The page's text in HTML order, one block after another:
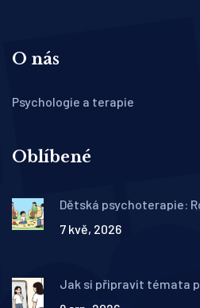
O nás
Psychologie a terapie
Oblíbené
Dětská psychoterapie:
7 kvě, 2026
Jak si připravit témata